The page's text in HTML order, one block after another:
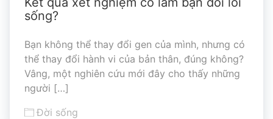
sống?
Bạn không thể thay đổi gen của mình, nhưng có
thể thay đổi hành vi của bản thân, đúng không?
Vâng, một nghiên cứu mới đây cho thấy những
người […]
Đời sống